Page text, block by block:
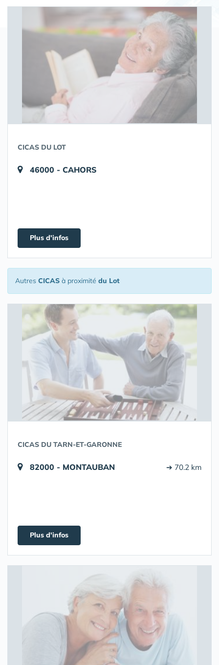
CICAS DU LOT
46000 - CAHORS
Plus d'infos
Autres CICAS à proximité du Lot
CICAS DU TARN-ET-GARONNE
82000 - MONTAUBAN ➔ 70.2 km
Plus d'infos